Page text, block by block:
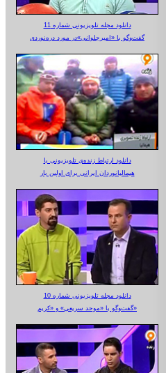
دانلود مجله تلویزیونی شماره 11
گفت‌وگو با «امیرجلوانی»در مورد دره‌نوردی
دانلود ارتباط زنده‌ی تلویزیونی‌ با
هیمالیانوردان ایرانی برای اولین بار
دانلود مجله تلویزیونی شماره 10
گفت‌وگو با «موحد سریعی» و «کریم»